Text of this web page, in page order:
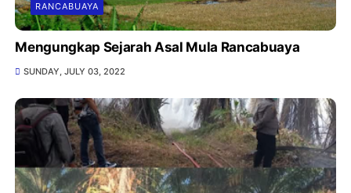
RANCABUAYA
Mengungkap Sejarah Asal Mula Rancabuaya
SUNDAY, JULY 03, 2022